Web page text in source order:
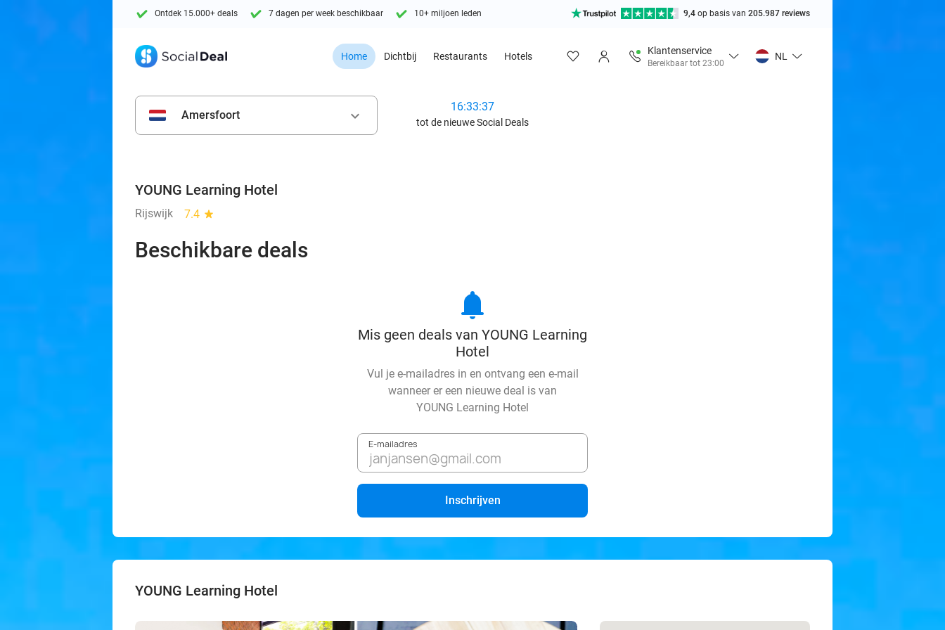
Ontdek 15.000+ deals 7 dagen per week beschikbaar 10+ miljoen leden 9,4 op basis van 205.987 reviews
Home Dichtbij Restaurants Hotels
Klantenservice
Bereikbaar tot 23:00
NL
Amersfoort keyboard_arrow_down
16:33:36
tot de nieuwe Social Deals
YOUNG Learning Hotel
Rijswijk 7.4 star
Beschikbare deals
notifications
Mis geen deals van YOUNG Learning
Hotel
Vul je e-mailadres in en ontvang een e-mail
wanneer er een nieuwe deal is van
YOUNG Learning Hotel
E-mailadres
Inschrijven
YOUNG Learning Hotel